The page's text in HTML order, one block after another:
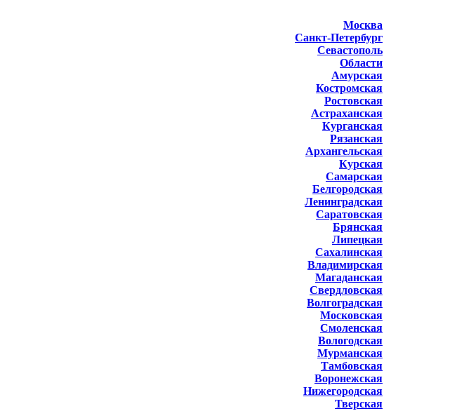
Москва
Санкт-Петербург
Севастополь
Области
Амурская
Костромская
Ростовская
Астраханская
Курганская
Рязанская
Архангельская
Курская
Самарская
Белгородская
Ленинградская
Саратовская
Брянская
Липецкая
Сахалинская
Владимирская
Магаданская
Свердловская
Волгоградская
Московская
Смоленская
Вологодская
Мурманская
Тамбовская
Воронежская
Нижегородская
Тверская